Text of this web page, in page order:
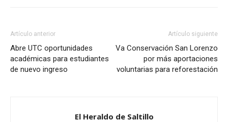
Artículo anterior
Abre UTC oportunidades
académicas para estudiantes
de nuevo ingreso
Artículo siguiente
Va Conservación San Lorenzo
por más aportaciones
voluntarias para reforestación
El Heraldo de Saltillo